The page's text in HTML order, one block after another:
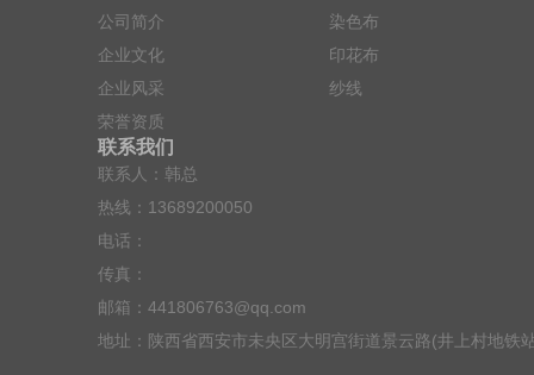
公司简介
企业文化
企业风采
荣誉资质
染色布
印花布
纱线
联系我们
联系人：韩总
热线：13689200050
电话：
传真：
邮箱：441806763@qq.com
地址：陕西省西安市未央区大明宫街道景云路(井上村地铁